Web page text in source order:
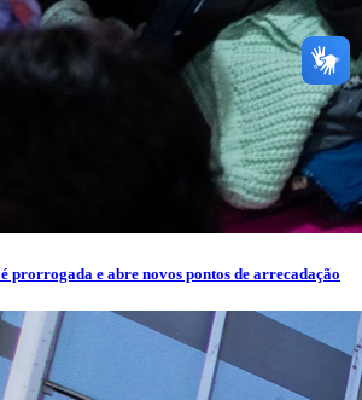
prorrogada e abre novos pontos de arrecadação